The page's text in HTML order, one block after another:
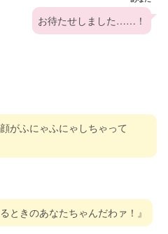
お待たせしました……！
がふにゃふにゃしちゃって
ときのあなたちゃんだわァ！』